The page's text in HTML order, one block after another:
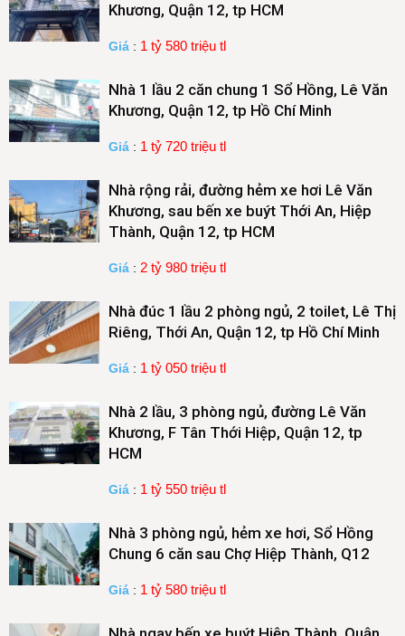
Khương, Quận 12, tp HCM
Giá : 1 tỷ 580 triệu tl
Nhà 1 lầu 2 căn chung 1 Sổ Hồng, Lê Văn
Khương, Quận 12, tp Hồ Chí Minh
Giá : 1 tỷ 720 triệu tl
Nhà rộng rải, đường hẻm xe hơi Lê Văn
Khương, sau bến xe buýt Thới An, Hiệp
Thành, Quận 12, tp HCM
Giá : 2 tỷ 980 triệu tl
Nhà đúc 1 lầu 2 phòng ngủ, 2 toilet, Lê Thị
Riêng, Thới An, Quận 12, tp Hồ Chí Minh
Giá : 1 tỷ 050 triệu tl
Nhà 2 lầu, 3 phòng ngủ, đường Lê Văn
Khương, F Tân Thới Hiệp, Quận 12, tp
HCM
Giá : 1 tỷ 550 triệu tl
Nhà 3 phòng ngủ, hẻm xe hơi, Sổ Hồng
Chung 6 căn sau Chợ Hiệp Thành, Q12
Giá : 1 tỷ 580 triệu tl